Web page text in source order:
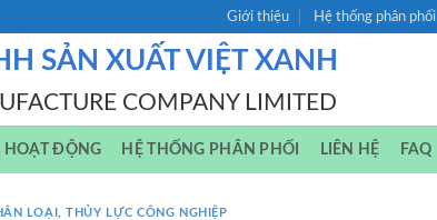
Giới thiệu Hệ thống phân phối
SẢN XUẤT VIỆT XANH
COMPANY LIMITED
HOẠT ĐỘNG HỆ THỐNG PHÂN PHỐI LIÊN HỆ FAQ
LOẠI ,THỦY LỰC CÔNG NGHIỆP